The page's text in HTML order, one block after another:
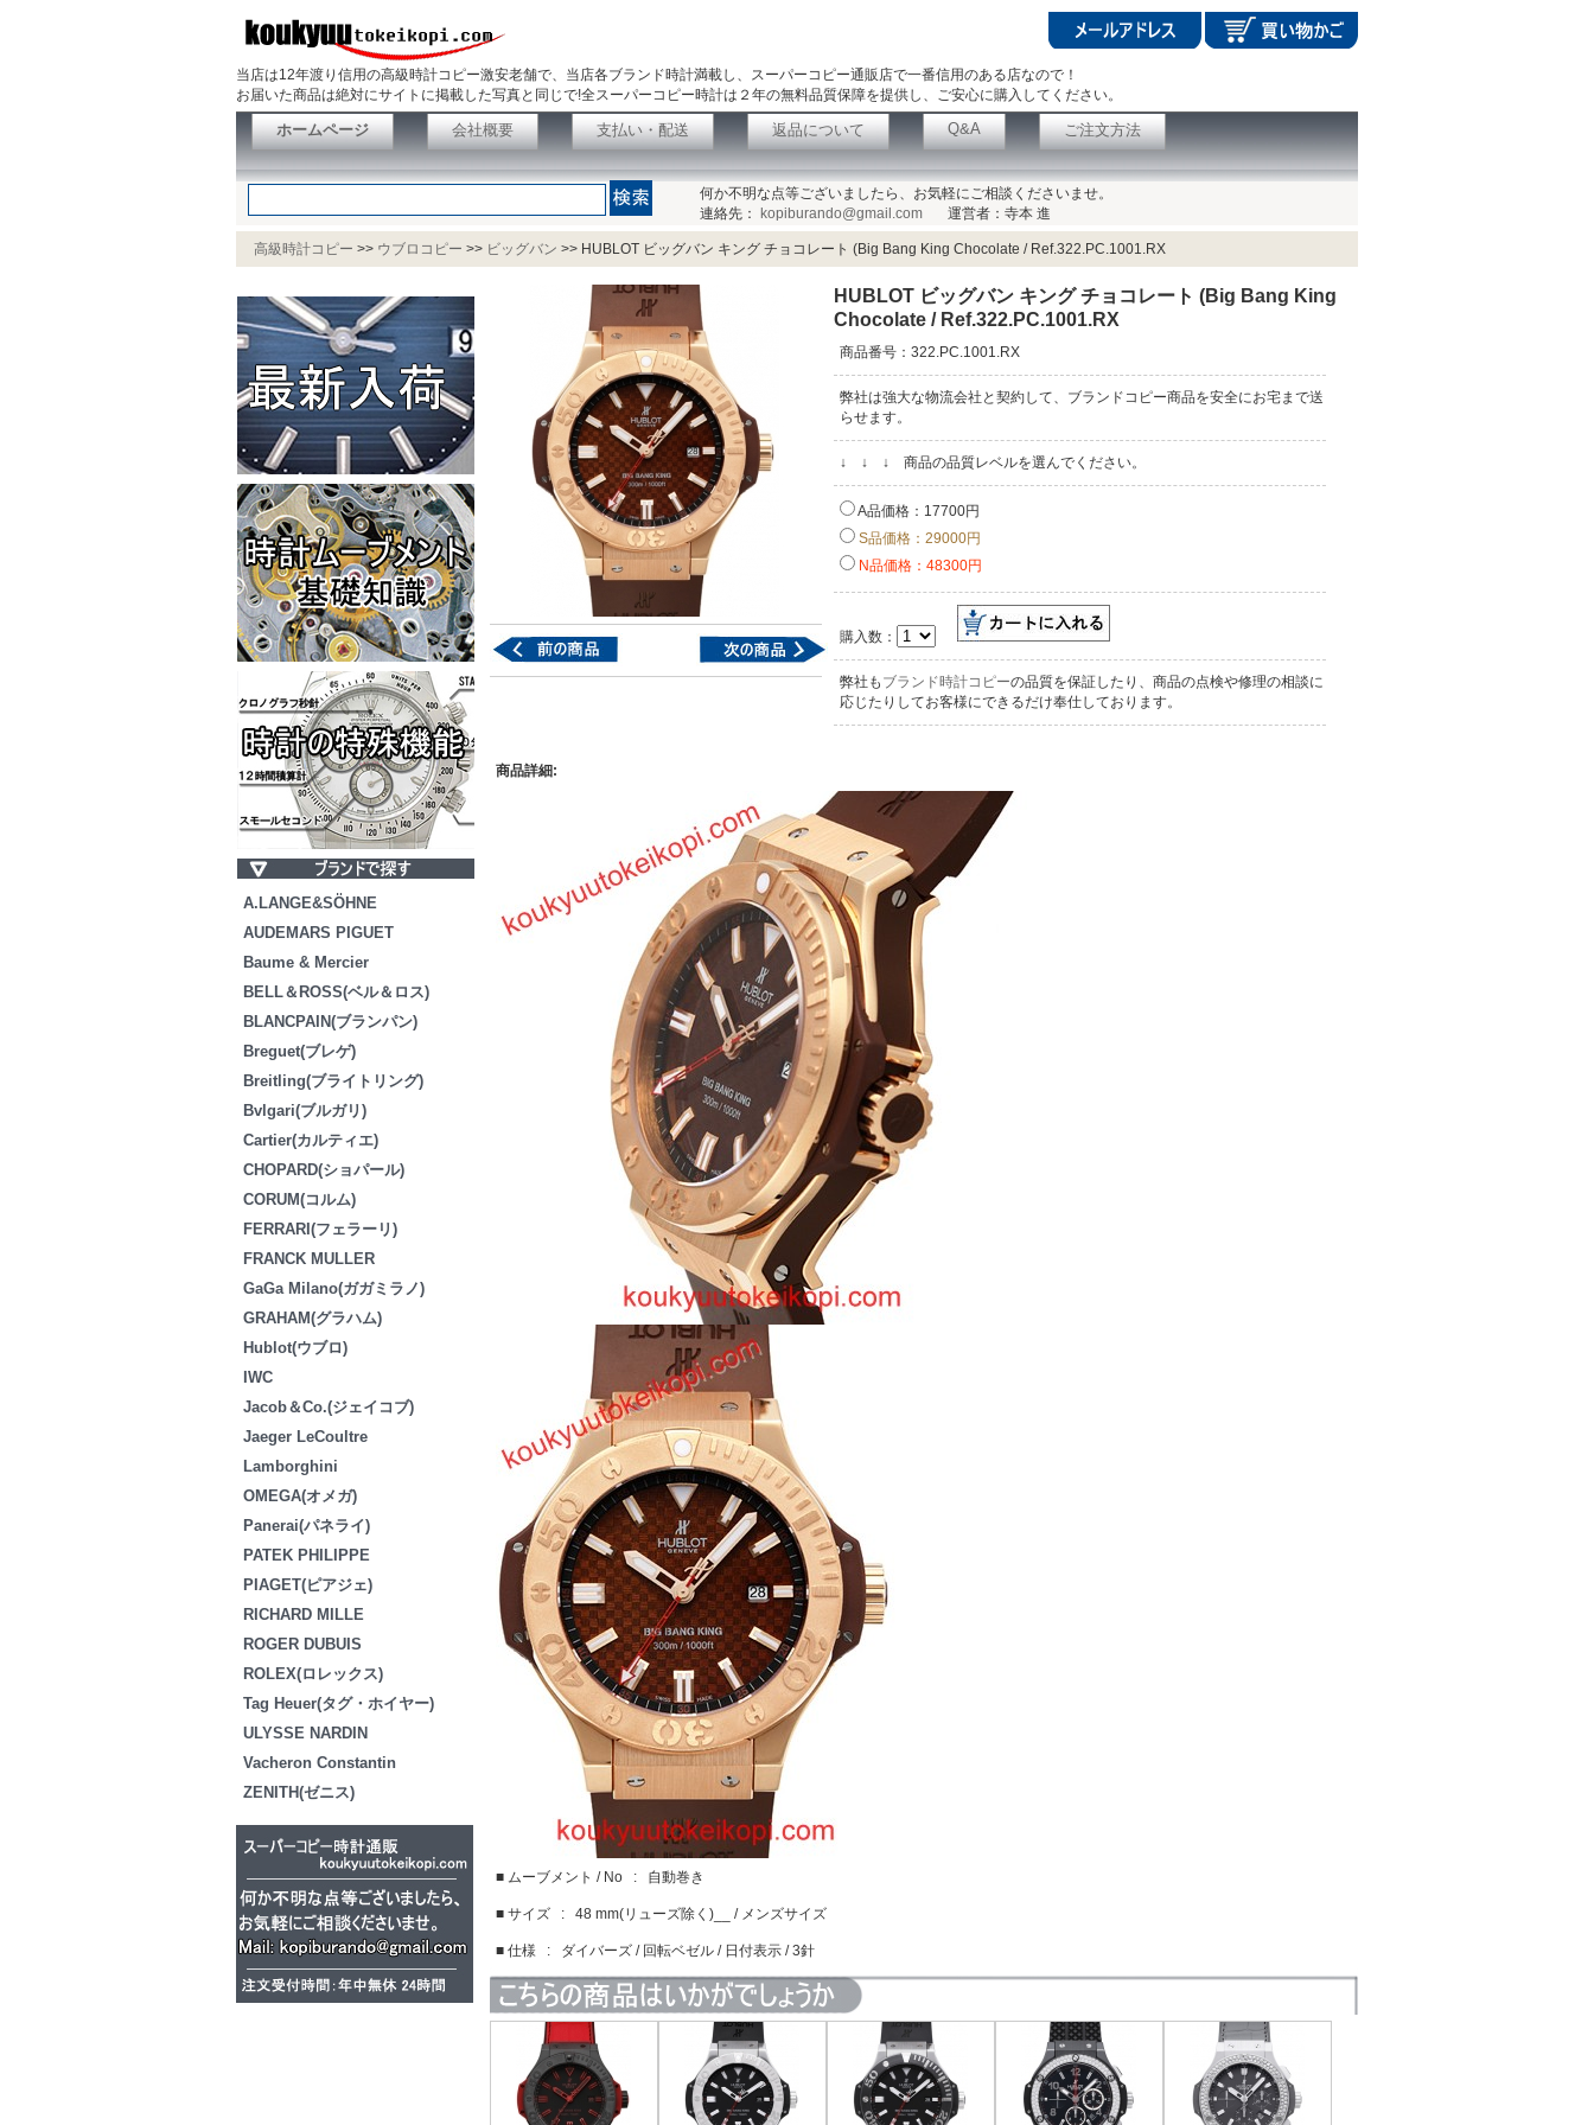
当店は12年渡り信用の高級時計コピー激安老舗で、当店各ブランド時計満載し、スーパーコピー通販店で一番信用のある店なので！
お届いた商品は絶対にサイトに掲載した写真と同じで!全スーパーコピー時計は２年の無料品質保障を提供し、ご安心に購入してください。
ホームページ 会社概要 支払い・配送 返品について Q&A ご注文方法
何か不明な点等ございましたら、お気軽にご相談くださいませ。
連絡先：
kopiburando@gmail.com 運営者：寺本 進
高級時計コピー >> ウブロコピー >> ビッグバン >> HUBLOT ビッグバン キング チョコレート (Big Bang King Chocolate / Ref.322.PC.1001.RX
A.LANGE&SÖHNE
AUDEMARS PIGUET
Baume & Mercier
BELL＆ROSS(ベル＆ロス)
BLANCPAIN(ブランパン)
Breguet(ブレゲ)
Breitling(ブライトリング)
Bvlgari(ブルガリ)
Cartier(カルティエ)
CHOPARD(ショパール)
CORUM(コルム)
FERRARI(フェラーリ)
FRANCK MULLER
GaGa Milano(ガガミラノ)
GRAHAM(グラハム)
Hublot(ウブロ)
IWC
Jacob＆Co.(ジェイコブ)
Jaeger LeCoultre
Lamborghini
OMEGA(オメガ)
Panerai(パネライ)
PATEK PHILIPPE
PIAGET(ピアジェ)
RICHARD MILLE
ROGER DUBUIS
ROLEX(ロレックス)
Tag Heuer(タグ・ホイヤー)
ULYSSE NARDIN
Vacheron Constantin
ZENITH(ゼニス)
HUBLOT ビッグバン キング チョコレート (Big Bang King
Chocolate / Ref.322.PC.1001.RX
商品番号：322.PC.1001.RX
弊社は強大な物流会社と契約して、ブランドコピー商品を安全にお宅まで送
らせます。
↓ ↓ ↓ 商品の品質レベルを選んでください。
A品価格：17700円
S品価格：29000円
N品価格：48300円
購入数：
弊社も ブランド時計コピーの品質を保証したり、商品の点検や修理の相談に
応じたりしてお客様にできるだけ奉仕しております。
商品詳細:
■ ムーブメント / No : 自動巻き
■ サイズ : 48 mm(リューズ除く)__ / メンズサイズ
■ 仕様 : ダイバーズ / 回転ベゼル / 日付表示 / 3針